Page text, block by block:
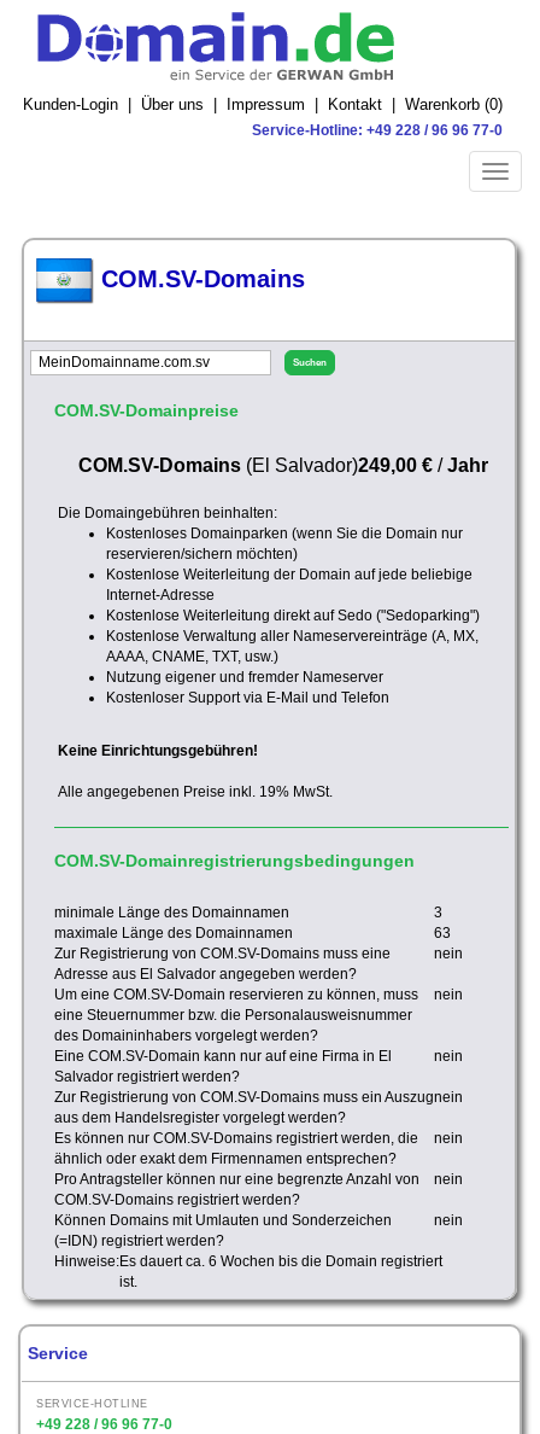
Kunden-Login Über uns Impressum Kontakt Warenkorb (0)
Service-Hotline: +49 228 / 96 96 77-0
Toggle
COM.SV-Domains
COM.SV-Domainpreise
COM.SV-Domains(El Salvador)249,00 €/Jahr
Die Domaingebühren beinhalten:
Kostenloses Domainparken (wenn Sie die Domain nur
reservieren/sichern möchten)
Kostenlose Weiterleitung der Domain auf jede beliebige
Internet-Adresse
Kostenlose Weiterleitung direkt auf Sedo ("Sedoparking")
Kostenlose Verwaltung aller Nameservereinträge (A, MX,
AAAA, CNAME, TXT, usw.)
Nutzung eigener und fremder Nameserver
Kostenloser Support via E-Mail und Telefon
Keine Einrichtungsgebühren!
Alle angegebenen Preise inkl. 19% MwSt.
COM.SV-Domainregistrierungsbedingungen
minimale Länge des Domainnamen
3
maximale Länge des Domainnamen
63
Zur Registrierung von COM.SV-Domains muss eine
Adresse aus El Salvador angegeben werden?
nein
Um eine COM.SV-Domain reservieren zu können, muss
eine Steuernummer bzw. die Personalausweisnummer
des Domaininhabers vorgelegt werden?
nein
Eine COM.SV-Domain kann nur auf eine Firma in El
Salvador registriert werden?
nein
Zur Registrierung von COM.SV-Domains muss ein Auszug
aus dem Handelsregister vorgelegt werden?
nein
Es können nur COM.SV-Domains registriert werden, die
ähnlich oder exakt dem Firmennamen entsprechen?
nein
Pro Antragsteller können nur eine begrenzte Anzahl von
COM.SV-Domains registriert werden?
nein
Können Domains mit Umlauten und Sonderzeichen
(=IDN) registriert werden?
nein
Hinweise:Es dauert ca. 6 Wochen bis die Domain registriert
ist.
Service
SERVICE-HOTLINE
+49 228 / 96 96 77-0